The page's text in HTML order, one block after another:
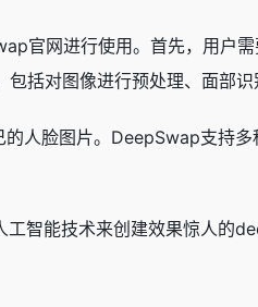
官网进行使用。首先，用户
包括对图像进行预处理、面部识
人脸图片。DeepSwap支持
智能技术来创建效果惊人的